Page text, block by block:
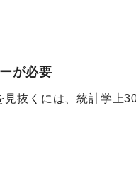
が必要
抜くには、統計学上